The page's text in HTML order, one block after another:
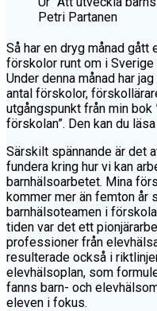
Petri Partanen
Så har en dryg månad
förskolor runt om i
Under denna månad har
antal förskolor,
utgångspunkt från min
förskolan”. Den kan du
Särskilt spännande är det
fundera kring hur vi kan
barnhälsoarbetet. Mina
kommer mer än femton år
barnhälsoteamen i
tiden var det ett
professioner från
resulterade också i
elevhälsoplan, som
fanns barn- och
eleven i fokus.